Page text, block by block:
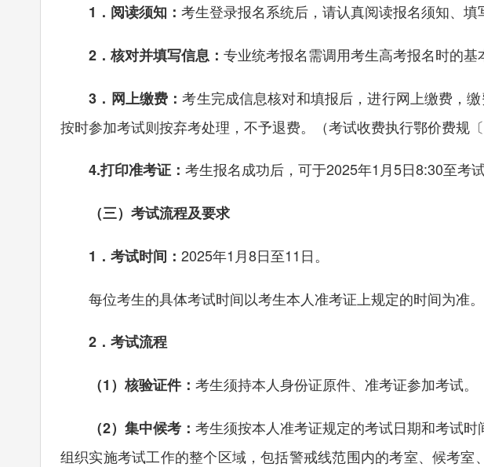
1．阅读须知： 考生登录报名系统后，请认真阅读报名须知、填
2．核对并填写信息： 专业统考报名需调用考生高考报名时的
3．网上缴费：考生完成信息核对和填报后，进行网上缴费，
按时参加考试则按弃考处理，不予退费。（考试收费执行鄂价费规
4.打印准考证： 考生报名成功后，可于2025年1月5日8:30至考
（三）考试流程及要求
1．考试时间： 2025年1月8日至11日。
每位考生的具体考试时间以考生本人准考证上规定的时间为准。
2．考试流程
（1）核验证件： 考生须持本人身份证原件、准考证参加考试。
（2）集中候考： 考生须按本人准考证规定的考试日期和考试
组织实施考试工作的整个区域，包括警戒线范围内的考室、候考